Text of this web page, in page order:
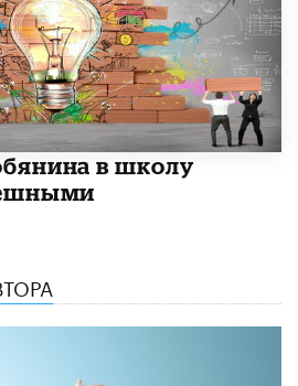
в школу